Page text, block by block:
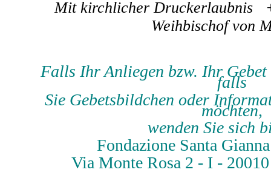
Mit kirchlicher Druckerlaubnis
Weihbischof von
Falls Ihr Anliegen bzw. Ihr
falls
Sie Gebetsbildchen oder
möchten,
wenden Sie sich
Fondazione Santa
Via Monte Rosa 2 - I -